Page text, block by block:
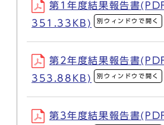
第1年度結果報告書
351.33KB)
別ウィンドウで開く
第2年度結果報告書
353.88KB)
別ウィンドウで開く
第3年度結果報告書